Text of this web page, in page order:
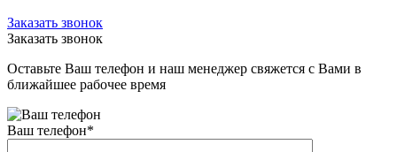
Заказать звонок
Заказать звонок
Оставьте Ваш телефон и наш менеджер свяжется с Вами в
ближайшее рабочее время
Ваш телефон*